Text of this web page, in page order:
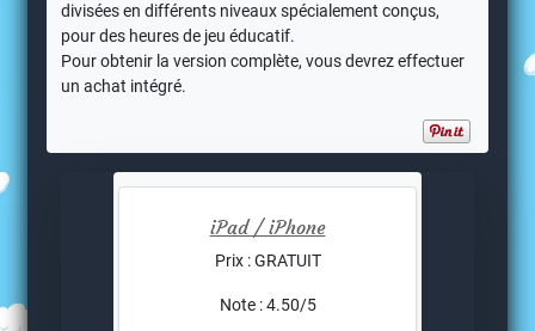
divisées en différents niveaux spécialement conçus,
pour des heures de jeu éducatif.
Pour obtenir la version complète, vous devrez effectuer
un achat intégré.
iPad / iPhone
Prix : GRATUIT
Note : 4.50/5